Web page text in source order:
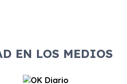
EN LOS MEDIOS